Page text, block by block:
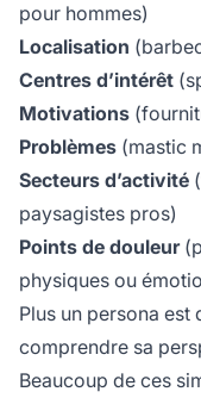
pour hommes)
Localisation
Centres d’intérêt
Motivations
Problèmes (mastic
Secteurs d’activité
paysagistes pros)
Points de douleur
physiques ou
Plus un persona
comprendre sa
Beaucoup de ces